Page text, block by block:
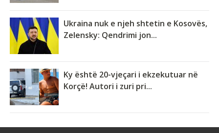
Ukraina nuk e njeh shtetin e Kosovës,
Zelensky: Qendrimi jon...
Ky është 20-vjeçari i ekzekutuar në
Korçë! Autori i zuri pri...